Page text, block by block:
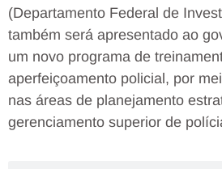
(Departamento Federal de
também será apresentado ao
um novo programa de
aperfeiçoamento policial, por
nas áreas de planejamento
gerenciamento superior de